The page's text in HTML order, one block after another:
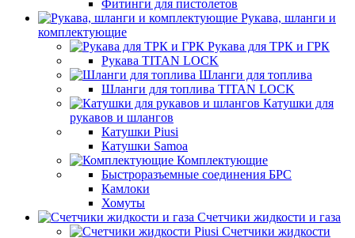
Фитинги для пистолетов
Рукава, шланги и
комплектующие
Рукава для ТРК и ГРК
Рукава TITAN LOCK
Шланги для топлива
Шланги для топлива TITAN LOCK
Катушки для
рукавов и шлангов
Катушки Piusi
Катушки Samoa
Комплектующие
Быстроразъемные соединения БРС
Камлоки
Хомуты
Счетчики жидкости и газа
Счетчики жидкости